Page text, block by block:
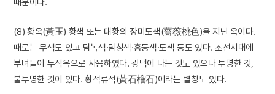
(8) 황옥(黃玉) 황색 또는 대황의 장미도색(薔薇桃色)을 지닌 옥이다.
때로는 무색도 있고 담녹색·담청색·홍등색·도색 등도 있다. 조선시대에
부녀들이 두식옥으로 사용하였다. 광택이 나는 것도 있으나 투명한 것,
불투명한 것이 있다. 황석류석(黃石榴石)이라는 별칭도 있다.